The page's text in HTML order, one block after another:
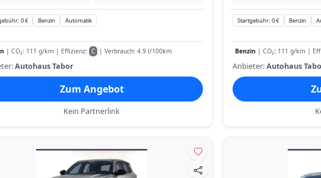
0 € Benzin Automatik
| CO₂: 111 g/km | Effizienz: C | Verbrauch: 4.9 l/100km
Autohaus Tabor
Zum Angebot
Kein Partnerlink
Startgebühr: 0 € Benzin
Benzin | CO₂: 111 g/km |
Anbieter:Autohaus